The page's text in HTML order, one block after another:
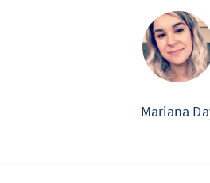
Mariana